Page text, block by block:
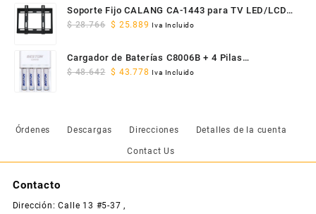
was:
$ 48.642.
is:
$ 43.778.
Soporte Fijo CALANG CA-1443 para TV LED/LCD
14" a 43" VESA
$28.766 Original
was:
$ 28.766.
$ 25.889 Current
is:
$ 25.889.
Iva Incluido
Cargador de Baterías C8006B + 4 Pilas
Recargables AAA 1100mAh
$48.642 Original
$ 43.778 Current
Iva Incluido
Órdenes Descargas Direcciones Detalles de la cuenta
Contact Us
Contacto
Dirección: Calle 13 #5-37 ,